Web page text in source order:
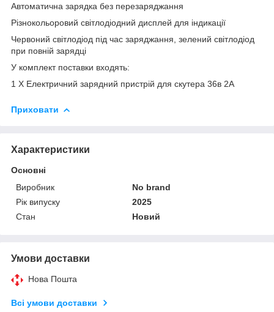
Автоматична зарядка без перезаряджання
Різнокольоровий світлодіодний дисплей для індикації
Червоний світлодіод під час заряджання, зелений світлодіод
при повній зарядці
У комплект поставки входять:
1 X Електричний зарядний пристрій для скутера 36в 2А
Приховати
Характеристики
Основні
Виробник
No brand
Рік випуску
2025
Стан
Новий
Умови доставки
Нова Пошта
Всі умови доставки